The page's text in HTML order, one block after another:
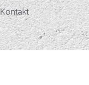
Kontakt